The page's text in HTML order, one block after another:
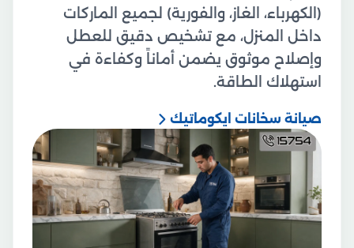
(الكهرباء، الغاز، والفورية) لجميع الماركات
داخل المنزل، مع تشخيص دقيق للعطل
وإصلاح موثوق يضمن أماناً وكفاءة في
استهلاك الطاقة.
صيانة سخانات ايكوماتيك